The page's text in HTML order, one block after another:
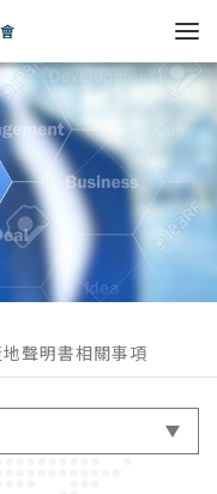
聲明書相關事項